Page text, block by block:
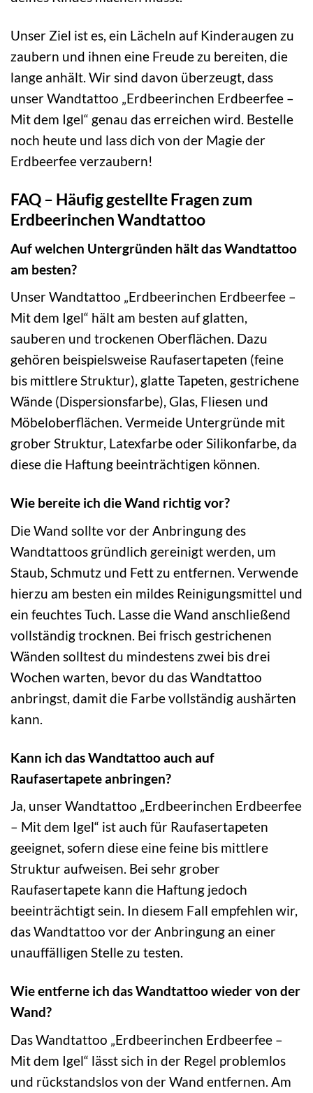
Unser Ziel ist es, ein Lächeln auf Kinderaugen zu
zaubern und ihnen eine Freude zu bereiten, die
lange anhält. Wir sind davon überzeugt, dass
unser Wandtattoo „Erdbeerinchen Erdbeerfee –
Mit dem Igel“ genau das erreichen wird. Bestelle
noch heute und lass dich von der Magie der
Erdbeerfee verzaubern!
FAQ – Häufig gestellte Fragen zum
Erdbeerinchen Wandtattoo
Auf welchen Untergründen hält das Wandtattoo
am besten?
Unser Wandtattoo „Erdbeerinchen Erdbeerfee –
Mit dem Igel“ hält am besten auf glatten,
sauberen und trockenen Oberflächen. Dazu
gehören beispielsweise Raufasertapeten (feine
bis mittlere Struktur), glatte Tapeten, gestrichene
Wände (Dispersionsfarbe), Glas, Fliesen und
Möbeloberflächen. Vermeide Untergründe mit
grober Struktur, Latexfarbe oder Silikonfarbe, da
diese die Haftung beeinträchtigen können.
Wie bereite ich die Wand richtig vor?
Die Wand sollte vor der Anbringung des
Wandtattoos gründlich gereinigt werden, um
Staub, Schmutz und Fett zu entfernen. Verwende
hierzu am besten ein mildes Reinigungsmittel und
ein feuchtes Tuch. Lasse die Wand anschließend
vollständig trocknen. Bei frisch gestrichenen
Wänden solltest du mindestens zwei bis drei
Wochen warten, bevor du das Wandtattoo
anbringst, damit die Farbe vollständig aushärten
kann.
Kann ich das Wandtattoo auch auf
Raufasertapete anbringen?
Ja, unser Wandtattoo „Erdbeerinchen Erdbeerfee
– Mit dem Igel“ ist auch für Raufasertapeten
geeignet, sofern diese eine feine bis mittlere
Struktur aufweisen. Bei sehr grober
Raufasertapete kann die Haftung jedoch
beeinträchtigt sein. In diesem Fall empfehlen wir,
das Wandtattoo vor der Anbringung an einer
unauffälligen Stelle zu testen.
Wie entferne ich das Wandtattoo wieder von der
Wand?
Das Wandtattoo „Erdbeerinchen Erdbeerfee –
Mit dem Igel“ lässt sich in der Regel problemlos
und rückstandslos von der Wand entfernen. Am